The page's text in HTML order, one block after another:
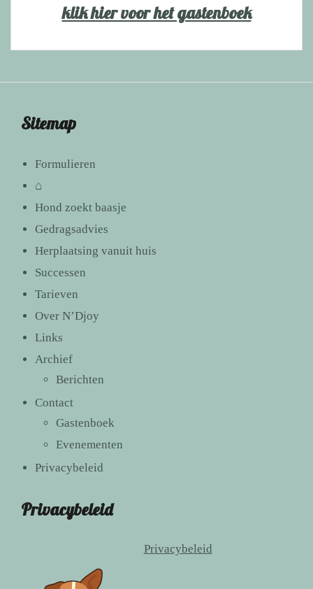
klik hier voor het gastenboek
Sitemap
Formulieren
⌂
Hond zoekt baasje
Gedragsadvies
Herplaatsing vanuit huis
Successen
Tarieven
Over N’Djoy
Links
Archief
Berichten
Contact
Gastenboek
Evenementen
Privacybeleid
Privacybeleid
Privacybeleid